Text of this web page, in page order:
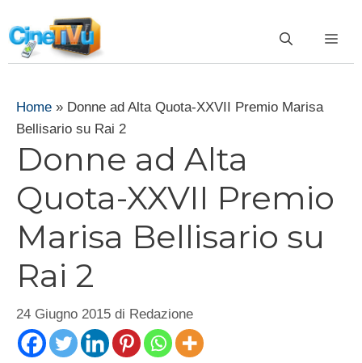
al
contenuto
Home » Donne ad Alta Quota-XXVII Premio Marisa
Bellisario su Rai 2
Donne ad Alta
Quota-XXVII Premio
Marisa Bellisario su
Rai 2
24 Giugno 2015 di Redazione